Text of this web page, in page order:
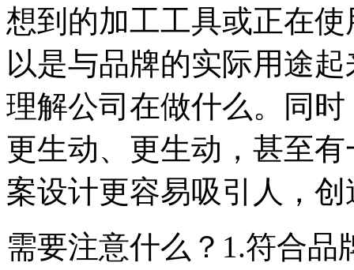
想到的加工工具或正在
以是与品牌的实际用途
理解公司在做什么。同
更生动、更生动，甚至
案设计更容易吸引人，
需要注意什么？1.符合品